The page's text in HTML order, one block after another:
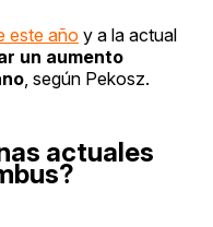
este año y a la actual
un aumento
, según Pekosz.
actuales